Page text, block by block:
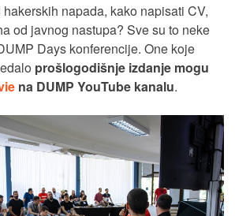
napada, kako napisati CV,
od javnog nastupa? Sve su to neke
Days konferencije. One koje
prošlogodišnje izdanje mogu
na DUMP YouTube kanalu.